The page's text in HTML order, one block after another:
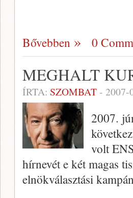
Bővebben 0
MEGHALT
ÍRTA: SZOMBAT- 2007-
2007.
volt
hírnevét e két magas
elnökválasztási